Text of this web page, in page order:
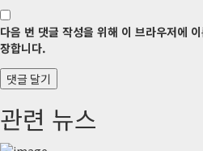
다음 번 댓글 작성을 위해 이 브라우저에
장합니다.
관련 뉴스